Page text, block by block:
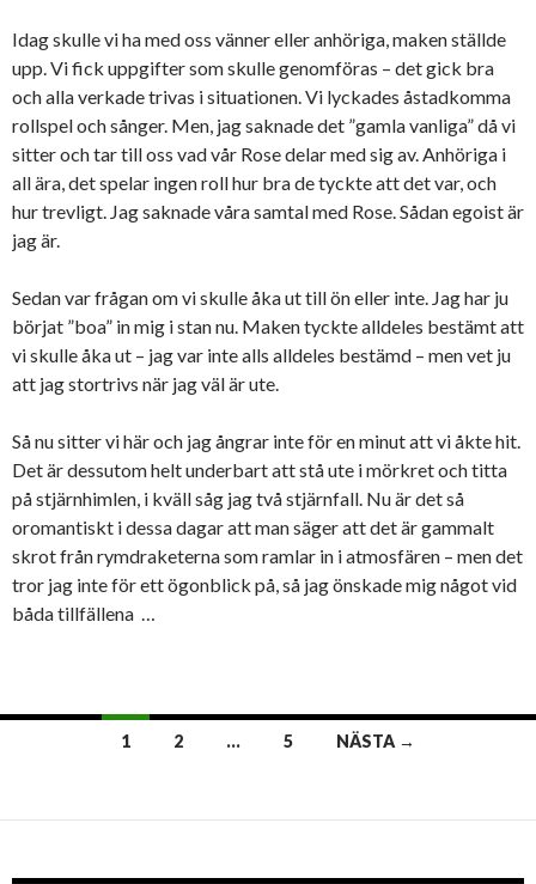
Idag skulle vi ha med oss vänner eller anhöriga, maken ställde
upp. Vi fick uppgifter som skulle genomföras – det gick bra
och alla verkade trivas i situationen. Vi lyckades åstadkomma
rollspel och sånger. Men, jag saknade det ”gamla vanliga” då vi
sitter och tar till oss vad vår Rose delar med sig av. Anhöriga i
all ära, det spelar ingen roll hur bra de tyckte att det var, och
hur trevligt. Jag saknade våra samtal med Rose. Sådan egoist är
jag är.
Sedan var frågan om vi skulle åka ut till ön eller inte. Jag har ju
börjat ”boa” in mig i stan nu. Maken tyckte alldeles bestämt att
vi skulle åka ut – jag var inte alls alldeles bestämd – men vet ju
att jag stortrivs när jag väl är ute.
Så nu sitter vi här och jag ångrar inte för en minut att vi åkte hit.
Det är dessutom helt underbart att stå ute i mörkret och titta
på stjärnhimlen, i kväll såg jag två stjärnfall. Nu är det så
oromantiskt i dessa dagar att man säger att det är gammalt
skrot från rymdraketerna som ramlar in i atmosfären – men det
tror jag inte för ett ögonblick på, så jag önskade mig något vid
båda tillfällena …
Inläggsnavigering
1 2 … 5 NÄSTA →